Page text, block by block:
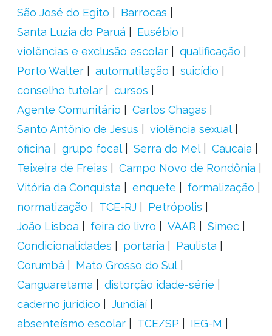
São José do Egito
Barrocas
Santa Luzia do Paruá
Eusébio
violências e exclusão escolar
qualificação
Porto Walter
automutilação
suicídio
conselho tutelar
cursos
Agente Comunitário
Carlos Chagas
Santo Antônio de Jesus
violência sexual
oficina
grupo focal Serra do Mel
Caucaia
Teixeira de Freias
Campo Novo de Rondônia
Vitória da Conquista
enquete
formalização
normatização
TCE-RJ
Petrópolis
João Lisboa
feira do livro VAAR
Simec
Condicionalidades
portaria
Paulista
Corumbá
Mato Grosso do Sul
Canguaretama
distorção idade-série
caderno jurídico
Jundiaí
absenteísmo escolar
TCE/SP
IEG-M